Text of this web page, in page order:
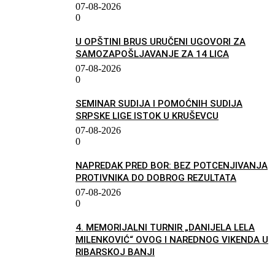
07-08-2026
0
U OPŠTINI BRUS URUČENI UGOVORI ZA
SAMOZAPOŠLJAVANJE ZA 14 LICA
07-08-2026
0
SEMINAR SUDIJA I POMOĆNIH SUDIJA
SRPSKE LIGE ISTOK U KRUŠEVCU
07-08-2026
0
NAPREDAK PRED BOR: BEZ POTCENJIVANJA
PROTIVNIKA DO DOBROG REZULTATA
07-08-2026
0
4. MEMORIJALNI TURNIR „DANIJELA LELA
MILENKOVIĆ“ OVOG I NAREDNOG VIKENDA U
RIBARSKOJ BANJI